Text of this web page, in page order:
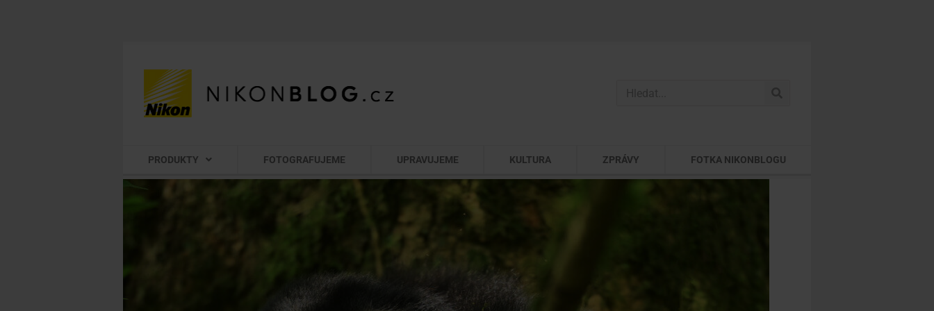
PRODUKTY FOTOGRAFUJEME UPRAVUJEME KULTURA ZPRÁVY FOTKA NIKONBLOGU